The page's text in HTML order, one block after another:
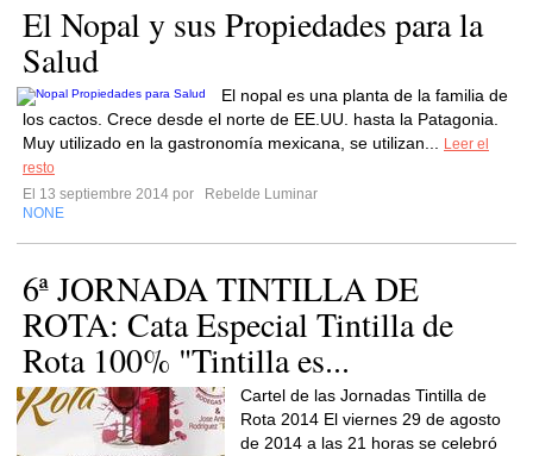
El Nopal y sus Propiedades para la
Salud
El nopal es una planta de la familia de
los cactos. Crece desde el norte de EE.UU. hasta la Patagonia.
Muy utilizado en la gastronomía mexicana, se utilizan...
Leer el
resto
El 13 septiembre 2014 por
Rebelde Luminar
NONE
6ª JORNADA TINTILLA DE
ROTA: Cata Especial Tintilla de
Rota 100% "Tintilla es...
Cartel de las Jornadas Tintilla de
Rota 2014 El viernes 29 de agosto
de 2014 a las 21 horas se celebró